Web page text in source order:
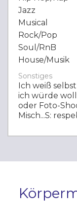
Jazz
Musical
Rock/Pop
Soul/RnB
House/Musik
Sonstiges
Ich weiß
ich würde
oder Foto-
Misch...S: